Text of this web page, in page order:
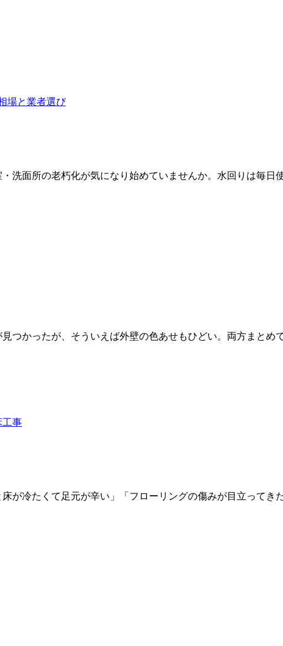
洗面所の老朽化が気になり始めていませんか。水回りは毎
つかったが、そういえば外壁の色あせもひどい。両方まと
が冷たくて足元が辛い」「フローリングの傷みが目立って